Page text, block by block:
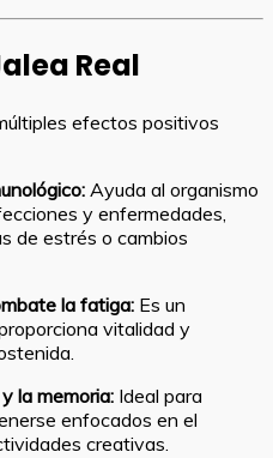
Real
efectos positivos
Ayuda al organismo
y enfermedades,
de estrés o cambios
la fatiga: Es un
vitalidad y
la memoria: Ideal para
enfocados en el
creativas.